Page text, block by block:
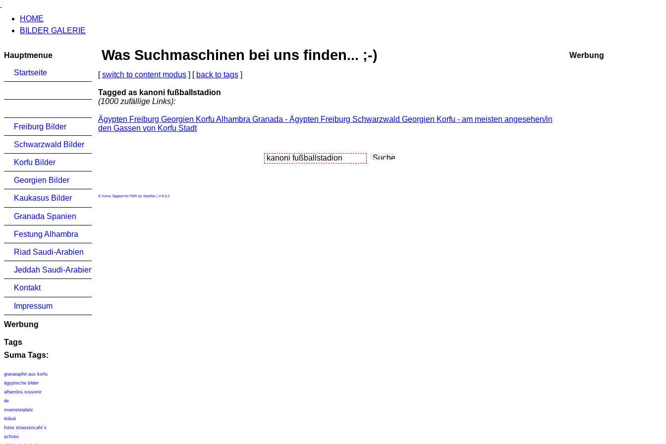
HOME
BILDER GALERIE
Hauptmenue
Startseite
Freiburg Bilder
Schwarzwald Bilder
Korfu Bilder
Georgien Bilder
Kaukasus Bilder
Granada Spanien
Festung Alhambra
Riad Saudi-Arabien
Jeddah Saudi-Arabien
Kontakt
Impressum
Werbung
Tags
Suma Tags:
granatapfel aus korfu
ägyptische bilder
alhambra souvenir
de
muensterplatz
tkibuli
fotos strassencafe´s
achravi
Was Suchmaschinen bei uns finden... ;-)
[switch to content modus ] [ back to tags ]
Tagged as kanoni fußballstadion
(1000 zufällige Links):
Ägypten Freiburg Georgien Korfu Alhambra Granada - Ägypten Freiburg Schwarzwald Georgien Korfu - am meisten angesehen/in
den Gassen von Korfu Stadt
© Suma Tagged for PMX by Webfan | V.4.0.2
Werbung